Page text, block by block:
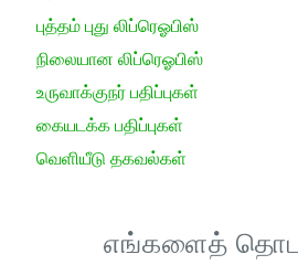
புத்தம் புது லிப்ரெஓபிஸ்
நிலையான லிப்ரெஓபிஸ்
உருவாக்குநர் பதிப்புகள்
கையடக்க பதிப்புகள்
வெளியீடு தகவல்கள்
எங்களைத்